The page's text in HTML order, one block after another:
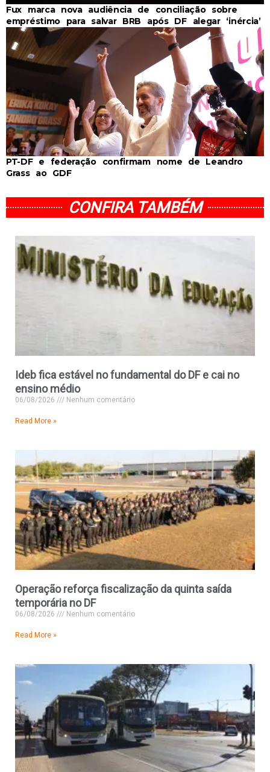
Fux marca nova audiência de conciliação sobre
empréstimo para salvar BRB após DF alegar ‘inércia’
PT-DF e federação confirmam nome de Leandro
Grass ao GDF
CONFIRA TAMBÉM
Ideb fica estável no fundamental do DF e cai no
ensino médio
06/08/2026 Nenhum comentário
Read More »
Operação reforça fiscalização da quinta saída
temporária no DF
06/08/2026 Nenhum comentário
Read More »